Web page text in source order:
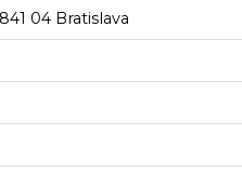
04 Bratislava